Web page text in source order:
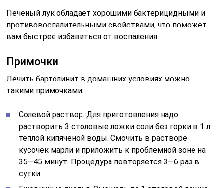
Печёный лук обладает хорошими бактерицидными и
противовоспалительными свойствами, что поможет
вам быстрее избавиться от воспаления.
Примочки
Лечить бартолинит в домашних условиях можно
такими примочками:
Солевой раствор. Для приготовления надо
растворить 3 столовые ложки соли без горки в 1 л
теплой кипяченой воды. Смочить в растворе
кусочек марли и приложить к проблемной зоне на
35—45 минут. Процедура повторяется 3—6 раз в
сутки.